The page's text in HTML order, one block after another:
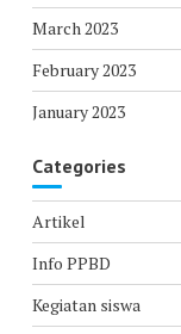
March 2023
February 2023
January 2023
Categories
Artikel
Info PPBD
Kegiatan siswa